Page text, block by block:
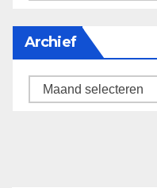
Archief
Archief